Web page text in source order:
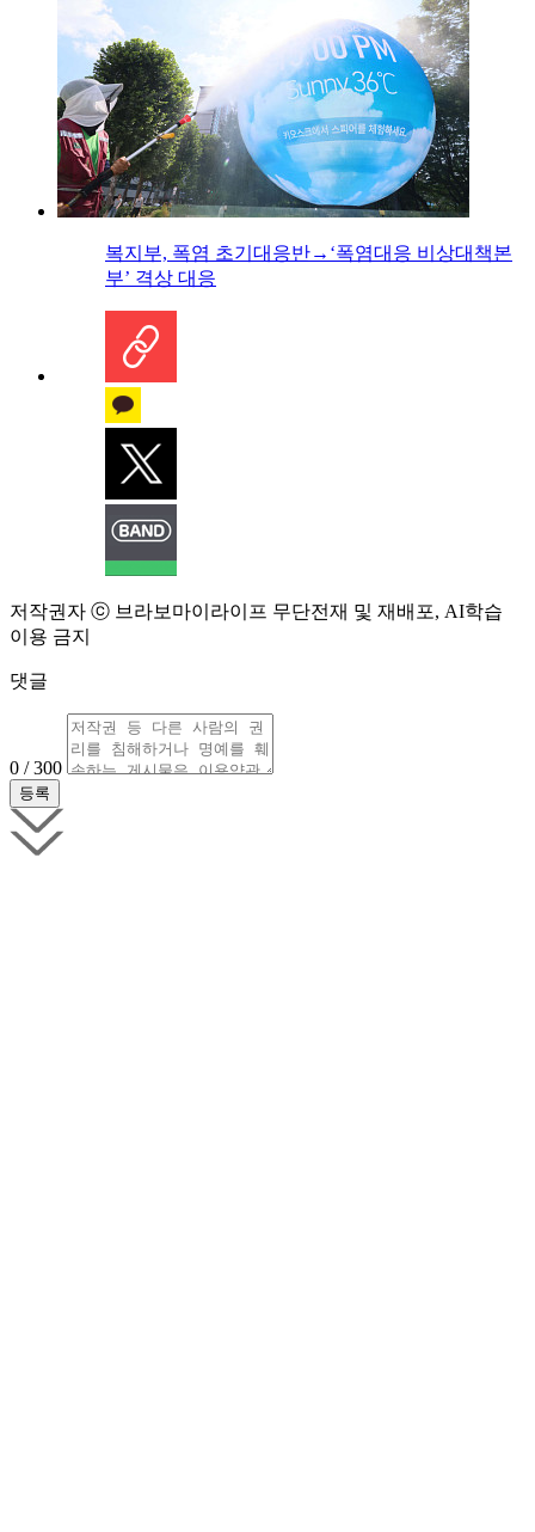
복지부, 폭염 초기대응반→‘폭염대응 비상대책본
부’ 격상 대응
저작권자 ⓒ 브라보마이라이프 무단전재 및 재배포, AI학습
이용 금지
댓글
0 / 300